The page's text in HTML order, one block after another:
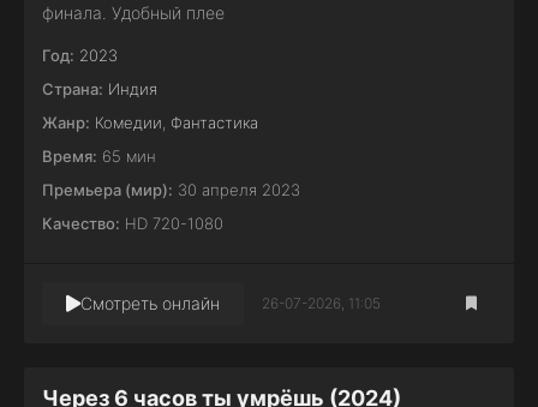
финала. Удобный плее
Год: 2023
Страна: Индия
Жанр: Комедии Фантастика
Время: 65 мин
Премьера (мир): 30 апреля 2023
Качество: HD 720-1080
Смотреть онлайн 26-07-2026, 11:05
Через 6 часов ты умрёшь (2024)